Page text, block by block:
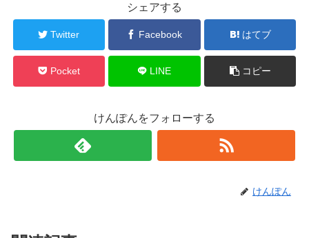
シェアする
Twitter Facebook はてブ
Pocket LINE コピー
けんぽんをフォローする
けんぽん